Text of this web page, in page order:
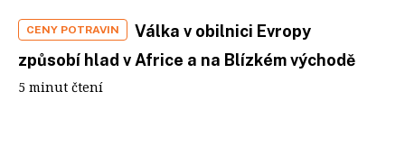
CENY POTRAVIN
Válka v obilnici Evropy
způsobí hlad v Africe a na Blízkém východě
5 minut čtení